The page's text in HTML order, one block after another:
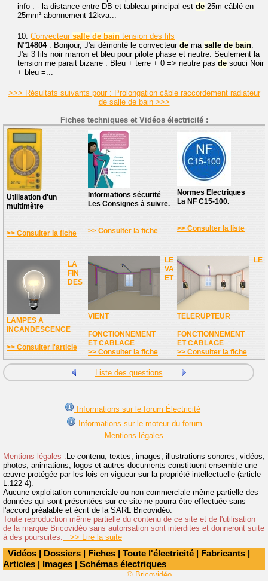
Vidéos | Dossiers | Fiches | Toute l'électricité | Fabricants |
Articles | Images | Schémas électriques
info : - la distance entre DB et tableau principal est de 25m câblé en
25mm² abonnement 12kva...
10. Convecteur salle de bain tension des fils
N°14804: Bonjour, J'ai démonté le convecteur de ma salle de bain.
J'ai 3 fils noir marron et bleu pour pilote phase et neutre. Seulement la
tension me parait bizarre : Bleu + terre + 0 => neutre pas de souci Noir
+ bleu =...
>>> Résultats suivants pour : Prolongation câble raccordement radiateur
de salle de bain >>>
Fiches techniques et Vidéos électricité :
Utilisation d'un
multimètre
>> Consulter la fiche
Informations sécurité
Les Consignes à suivre.
>> Consulter la fiche
Normes Electriques
La NF C15-100.
>> Consulter la liste
LA
FIN
DES
LAMPES A
INCANDESCENCE
>> Consulter l'article
LE
VA
ET
VIENT
FONCTIONNEMENT
ET CABLAGE
>> Consulter la fiche
LE
TELERUPTEUR
FONCTIONNEMENT
ET CABLAGE
>> Consulter la fiche
Liste des questions
Informations sur le forum Électricité
Informations sur le moteur du forum
Mentions légales
Mentions légales : Le contenu, textes, images, illustrations sonores, vidéos,
photos, animations, logos et autres documents constituent ensemble une
œuvre protégée par les lois en vigueur sur la propriété intellectuelle (article
L.122-4).
Aucune exploitation commerciale ou non commerciale même partielle des
données qui sont présentées sur ce site ne pourra être effectuée sans
l'accord préalable et écrit de la SARL Bricovidéo.
Toute reproduction même partielle du contenu de ce site et de l'utilisation
de la marque Bricovidéo sans autorisation sont interdites et donneront suite
à des poursuites. >> Lire la suite
© Bricovidéo